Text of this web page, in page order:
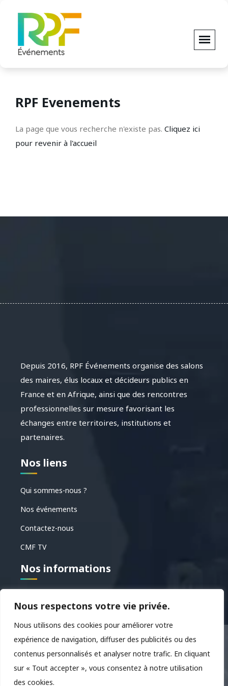
Nous respectons votre vie privée.
Nous utilisons des cookies pour améliorer votre
expérience de navigation, diffuser des publicités ou des
contenus personnalisés et analyser notre trafic. En cliquant
sur « Tout accepter », vous consentez à notre utilisation
des cookies.
RPF Evenements
La page que vous recherche n'existe pas. Cliquez ici
pour revenir à l'accueil
Depuis 2016, RPF Événements organise des salons
des maires, élus locaux et décideurs publics en
France et en Afrique, ainsi que des rencontres
professionnelles sur mesure favorisant les
échanges entre territoires, institutions et
partenaires.
Nos liens
Qui sommes-nous ?
Nos événements
Contactez-nous
CMF TV
Nos informations
39 Avenue Alphone Daudet, 84130 Le Pontet
Mentions légales Politique de confidentialité
© 2025 - RPF Evenements - Site par Agence Wecom -
création de site internet sur mesure